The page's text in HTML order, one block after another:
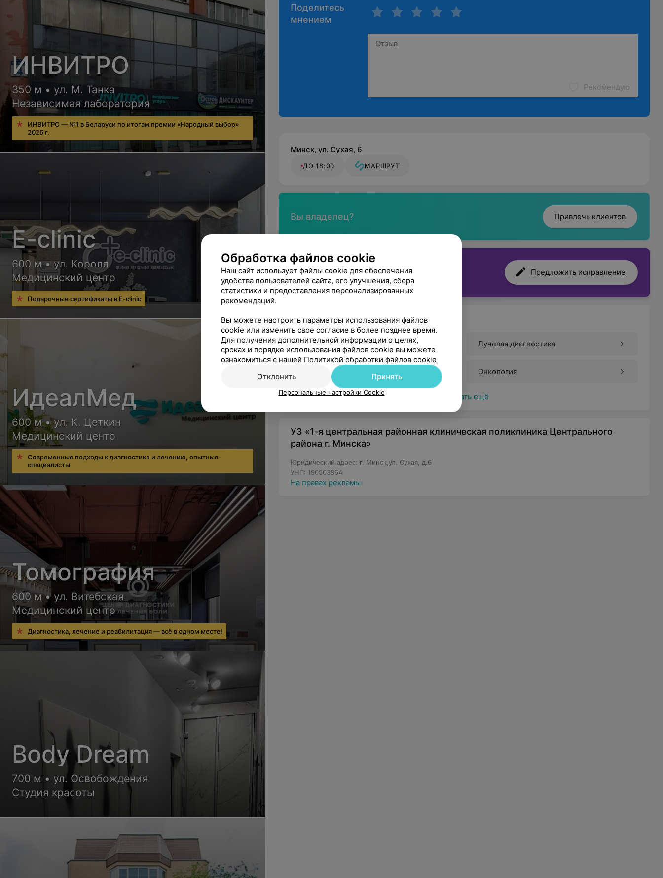
Поделитесь
мнением
Рекомендую
Минск, ул. Сухая, 6
ДО 18:00 МАРШРУТ
Вы владелец? Привлечь клиентов
Нашли ошибку? Предложить исправление
Наши услуги
Лабораторная диагностика Лучевая диагностика
Ультразвуковая диагностика (УЗИ) Онкология
Показать ещё
УЗ «1-я центральная районная клиническая поликлиника Центрального
района г. Минска»
Юридический адрес: г. Минск,ул. Сухая, д.6
УНП: 190503864
На правах рекламы
ИНВИТРО
350 м • ул. М. Танка
Независимая лаборатория
ИНВИТРО — №1 в Беларуси по итогам премии «Народный выбор»
2026 г.
E-clinic
600 м • ул. Короля
Медицинский центр
Подарочные сертификаты в E-clinic
ИдеалМед
600 м • ул. К. Цеткин
Медицинский центр
Современные подходы к диагностике и лечению, опытные
специалисты
Томография
600 м • ул. Витебская
Медицинский центр
Диагностика, лечение и реабилитация — всё в одном месте!
Body Dream
700 м • ул. Освобождения
Студия красоты
Обработка файлов cookie
Наш сайт использует файлы cookie для обеспечения
удобства пользователей сайта, его улучшения, сбора
статистики и предоставления персонализированных
рекомендаций.
Вы можете настроить параметры использования файлов
cookie или изменить свое согласие в более позднее время.
Для получения дополнительной информации о целях,
сроках и порядке использования файлов cookie вы можете
ознакомиться с нашей Политикой обработки файлов cookie
Отклонить
Принять
Персональные настройки Cookie